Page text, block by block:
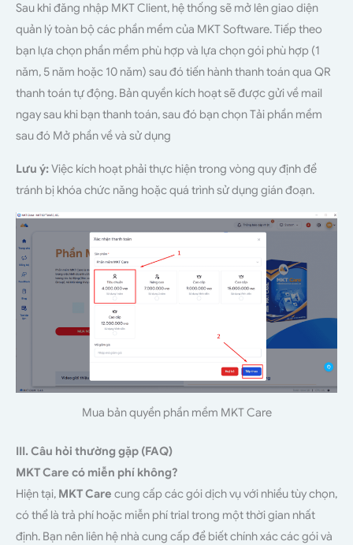
Sau khi đăng nhập MKT Client, hệ thống sẽ mở lên giao diện
quản lý toàn bộ các phần mềm của MKT Software. Tiếp theo
bạn lựa chọn phần mềm phù hợp và lựa chọn gói phù hợp (1
năm, 5 năm hoặc 10 năm) sau đó tiến hành thanh toán qua QR
thanh toán tự động. Bản quyền kích hoạt sẽ được gửi về mail
ngay sau khi bạn thanh toán, sau đó bạn chọn Tải phần mềm
sau đó Mở phần về và sử dụng
Lưu ý:Việc kích hoạt phải thực hiện trong vòng quy định để
tránh bị khóa chức năng hoặc quá trình sử dụng gián đoạn.
Mua bản quyền phần mềm MKT Care
III. Câu hỏi thường gặp (FAQ)
MKT Care có miễn phí không?
Hiện tại, MKT Care cung cấp các gói dịch vụ với nhiều tùy chọn,
có thể là trả phí hoặc miễn phí trial trong một thời gian nhất
định. Bạn nên liên hệ nhà cung cấp để biết chính xác các gói và